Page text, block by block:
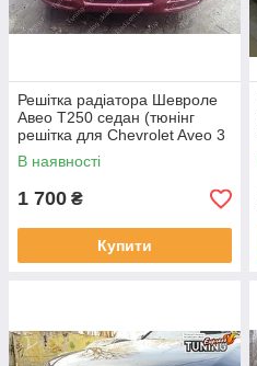
Решітка радіатора Шевроле
Авео Т250 седан (тюнінг
решітка для Chevrolet Aveo 3
Sport)
В наявності
1 700 ₴
Купити